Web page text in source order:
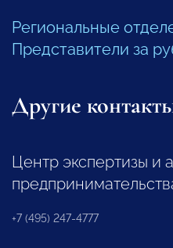
Региональные
Представители за
Другие
Центр экспертизы и
+7 (495) 247-4777